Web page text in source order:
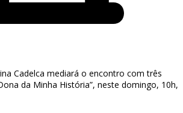
Cadelca mediará o encontro com três
da Minha História”, neste domingo, 10h,